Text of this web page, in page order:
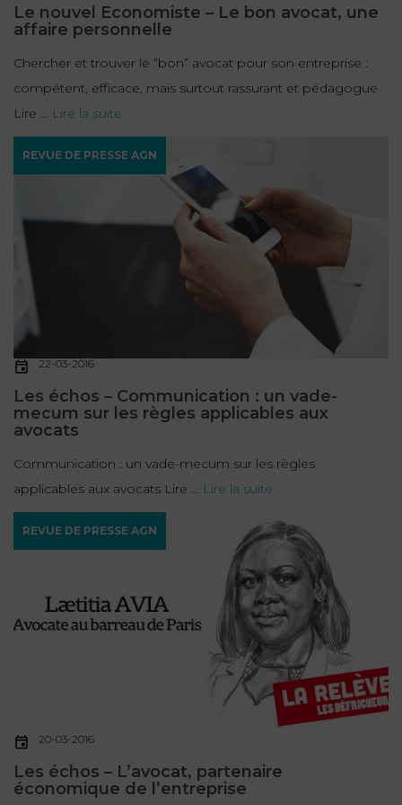
Le nouvel Economiste – Le bon avocat, une
affaire personnelle
Chercher et trouver le “bon” avocat pour son entreprise :
compétent, efficace, mais surtout rassurant et pédagogue
Lire ... Lire la suite
REVUE DE PRESSE AGN
22-03-2016
Les échos – Communication : un vade-
mecum sur les règles applicables aux
avocats
Communication : un vade-mecum sur les règles
applicables aux avocats Lire ... Lire la suite
REVUE DE PRESSE AGN
20-03-2016
Les échos – L’avocat, partenaire
économique de l’entreprise